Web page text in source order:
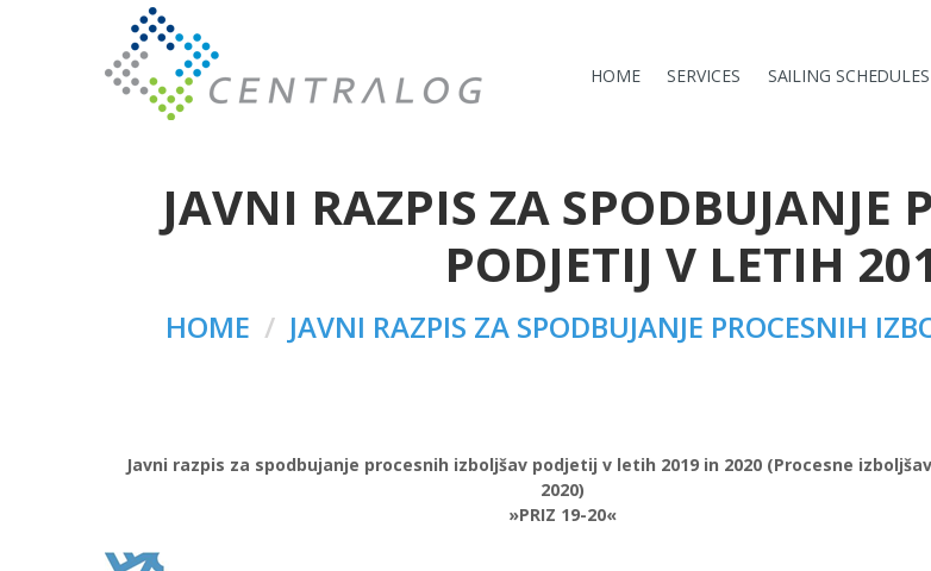
HOME SERVICES SAILING SCHEDULES
JAVNI RAZPIS ZA SPODBUJANJE
PODJETIJ V LETIH
HOME JAVNI RAZPIS ZA SPODBUJANJE PROCESNIH
Javni razpis za spodbujanje procesnih izboljšav podjetij v letih 2019 in 2020 (Procesne
2020)
»PRIZ 19-20«